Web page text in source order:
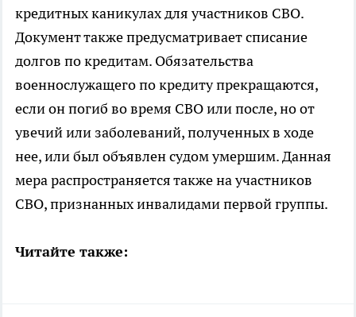
кредитных каникулах для участников СВО.
Документ также предусматривает списание
долгов по кредитам. Обязательства
военнослужащего по кредиту прекращаются,
если он погиб во время СВО или после, но от
увечий или заболеваний, полученных в ходе
нее, или был объявлен судом умершим. Данная
мера распространяется также на участников
СВО, признанных инвалидами первой группы.
Читайте также: